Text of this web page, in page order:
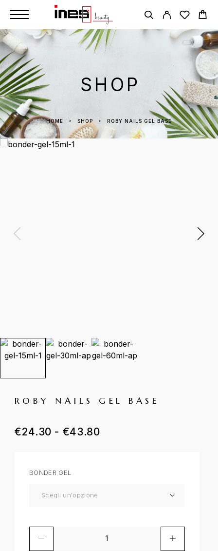
SHOP
HOME SHOP ROBY NAILS GEL BASE
ROBY NAILS GEL BASE
€24.30 - €43.80
BONDER GEL